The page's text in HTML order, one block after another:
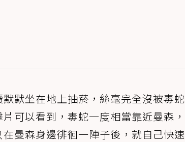
默坐在地上抽菸，絲毫完全沒被毒蛇
可以看到，毒蛇一度相當靠近曼森，
曼森身邊徘徊一陣子後，就自己快速